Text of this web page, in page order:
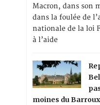
Macron, dans son
dans la foulée de
nationale de la loi
à l’aide
moines du